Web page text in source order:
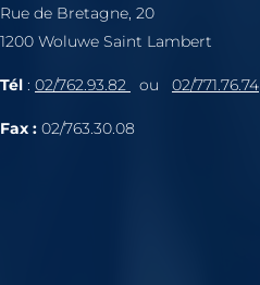
Rue de Bretagne, 20
1200 Woluwe Saint Lambert
Tél : 02/762.93.82 ou 02/771.76.74
Fax : 02/763.30.08